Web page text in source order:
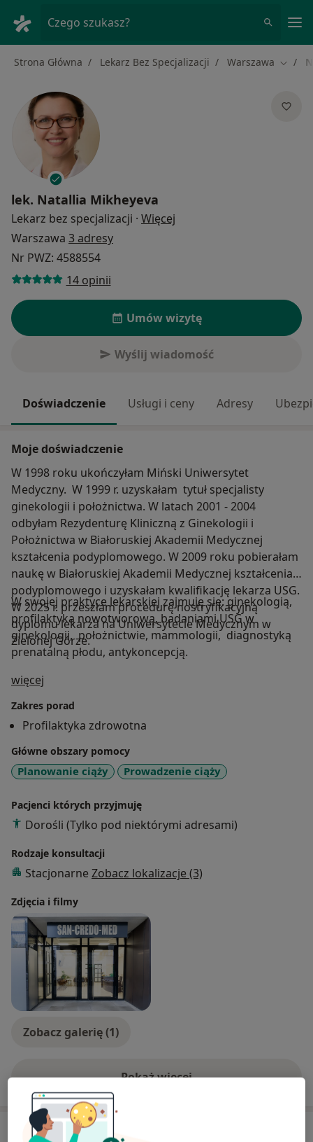
Czego szukasz?
Strona Główna Lekarz Bez Specjalizacji Warszawa Zmień
lek. Natallia Mikheyeva
Lekarz bez specjalizacji · Więcej
Warszawa 3 adresy
Nr PWZ: 4588554
14 opinii
Umów wizytę
Wyślij wiadomość
Doświadczenie Usługi i ceny Adresy
Moje doświadczenie
W 1998 roku ukończyłam Miński Uniwersytet
Medyczny. W 1999 r. uzyskałam tytuł specjalisty
ginekologii i położnictwa. W latach 2001 - 2004
odbyłam Rezydenturę Kliniczną z Ginekologii i
Położnictwa w Białoruskiej Akademii Medycznej
kształcenia podyplomowego. W 2009 roku pobierałam
naukę w Białoruskiej Akademii Medycznej kształcenia
podyplomowego i uzyskałam kwalifikację lekarza USG.
W 2025 r. przeszłam procedurę nostryfikacyjną
dyplomu lekarza na Uniwersytecie Medycznym w
Zielonej Górze.
W swojej praktyce lekarskiej zajmuję się: ginekologią,
profilaktyką nowotworową, badaniami USG w
ginekologii, położnictwie, mammologii, diagnostyką
prenatalną płodu, antykoncepcją.
więcej
Zakres porad
Profilaktyka zdrowotna
Główne obszary pomocy
Planowanie ciąży Prowadzenie ciąży
Pacjenci których przyjmuję
Dorośli (Tylko pod niektórymi adresami)
Rodzaje konsultacji
Stacjonarne Zobacz lokalizacje (3)
Zdjęcia i filmy
Zobacz galerię (1)
Pokaż więcej
Usługi i ceny